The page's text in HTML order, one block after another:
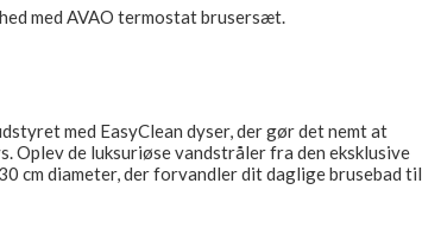
med AVAO termostat brusersæt.
med EasyClean dyser, der gør det nemt at
Oplev de luksuriøse vandstråler fra den eksklusive
cm diameter, der forvandler dit daglige brusebad til